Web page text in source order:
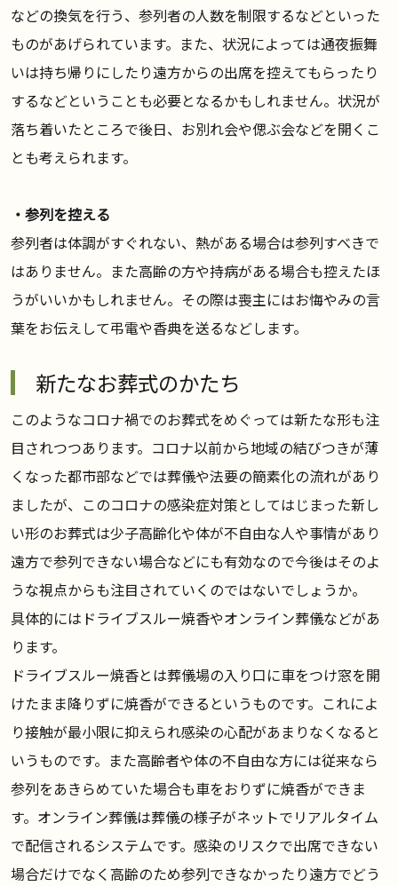
などの換気を行う、参列者の人数を制限するなどといった
ものがあげられています。また、状況によっては通夜振舞
いは持ち帰りにしたり遠方からの出席を控えてもらったり
するなどということも必要となるかもしれません。状況が
落ち着いたところで後日、お別れ会や偲ぶ会などを開くこ
とも考えられます。
・参列を控える
参列者は体調がすぐれない、熱がある場合は参列すべきで
はありません。また高齢の方や持病がある場合も控えたほ
うがいいかもしれません。その際は喪主にはお悔やみの言
葉をお伝えして弔電や香典を送るなどします。
新たなお葬式のかたち
このようなコロナ禍でのお葬式をめぐっては新たな形も注
目されつつあります。コロナ以前から地域の結びつきが薄
くなった都市部などでは葬儀や法要の簡素化の流れがあり
ましたが、このコロナの感染症対策としてはじまった新し
い形のお葬式は少子高齢化や体が不自由な人や事情があり
遠方で参列できない場合などにも有効なので今後はそのよ
うな視点からも注目されていくのではないでしょうか。
具体的にはドライブスルー焼香やオンライン葬儀などがあ
ります。
ドライブスルー焼香とは葬儀場の入り口に車をつけ窓を開
けたまま降りずに焼香ができるというものです。これによ
り接触が最小限に抑えられ感染の心配があまりなくなると
いうものです。また高齢者や体の不自由な方には従来なら
参列をあきらめていた場合も車をおりずに焼香ができま
す。オンライン葬儀は葬儀の様子がネットでリアルタイム
で配信されるシステムです。感染のリスクで出席できない
場合だけでなく高齢のため参列できなかったり遠方でどう